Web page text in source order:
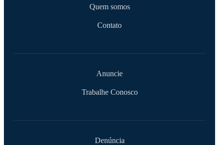
Quem somos
Contato
Anuncie
Trabalhe Conosco
Denúncia